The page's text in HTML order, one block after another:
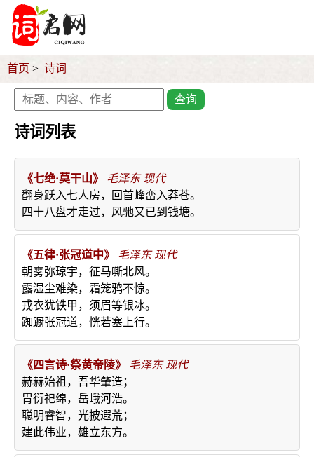
首页 诗词
查询
诗词列表
《七绝·莫干山》 毛泽东 现代
翻身跃入七人房，回首峰峦入莽苍。
四十八盘才走过，风驰又已到钱塘。
《五律·张冠道中》 毛泽东 现代
朝雾弥琼宇，征马嘶北风。
露湿尘难染，霜笼鸦不惊。
戎衣犹铁甲，须眉等银冰。
踟蹰张冠道，恍若塞上行。
《四言诗·祭黄帝陵》 毛泽东 现代
赫赫始祖，吾华肇造；
胄衍祀绵，岳峨河浩。
聪明睿智，光披遐荒；
建此伟业，雄立东方。